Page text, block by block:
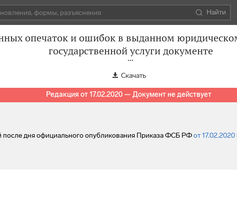
Найти
опечаток и ошибок в выданном
государственной услуги документе
Скачать
Редакция от 17.02.2020 — Документ не действует
после дня официального опубликования Приказа ФСБ РФот 17.02.2020